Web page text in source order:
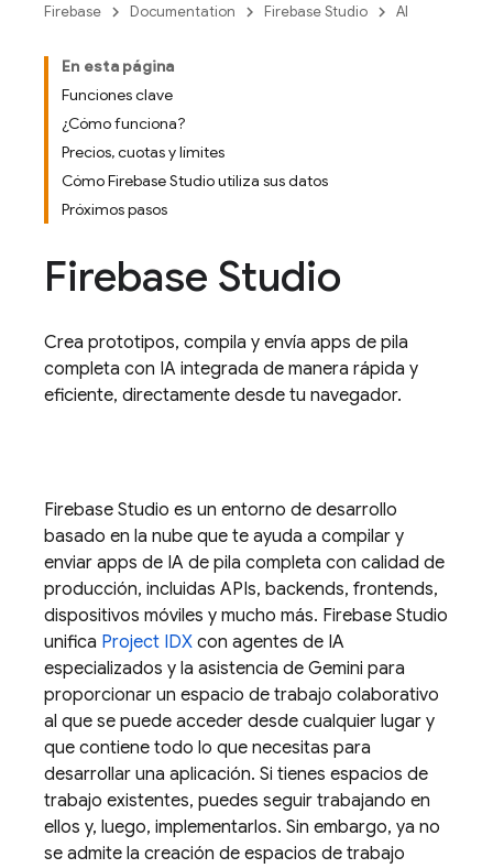
Firebase Documentation Firebase Studio AI
En esta página
Funciones clave
¿Cómo funciona?
Precios, cuotas y límites
Cómo Firebase Studio utiliza sus datos
Próximos pasos
Firebase Studio
Crea prototipos, compila y envía apps de pila
completa con IA integrada de manera rápida y
eficiente, directamente desde tu navegador.
Firebase Studio es un entorno de desarrollo
basado en la nube que te ayuda a compilar y
enviar apps de IA de pila completa con calidad de
producción, incluidas APIs, backends, frontends,
dispositivos móviles y mucho más. Firebase Studio
unifica Project IDX con agentes de IA
especializados y la asistencia de Gemini para
proporcionar un espacio de trabajo colaborativo
al que se puede acceder desde cualquier lugar y
que contiene todo lo que necesitas para
desarrollar una aplicación. Si tienes espacios de
trabajo existentes, puedes seguir trabajando en
ellos y, luego, implementarlos. Sin embargo, ya no
se admite la creación de espacios de trabajo